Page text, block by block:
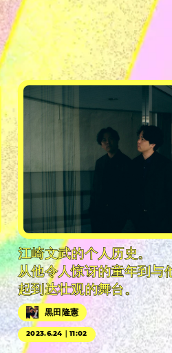
江崎文武的个人历史。
从他令人惊讶的童年到与
起到达壮观的舞台。
黒田隆憲
2023.6.24｜11:02